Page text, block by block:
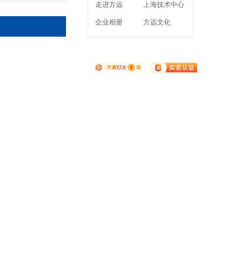
走进方远 上海技术中心
企业相册 方远文化